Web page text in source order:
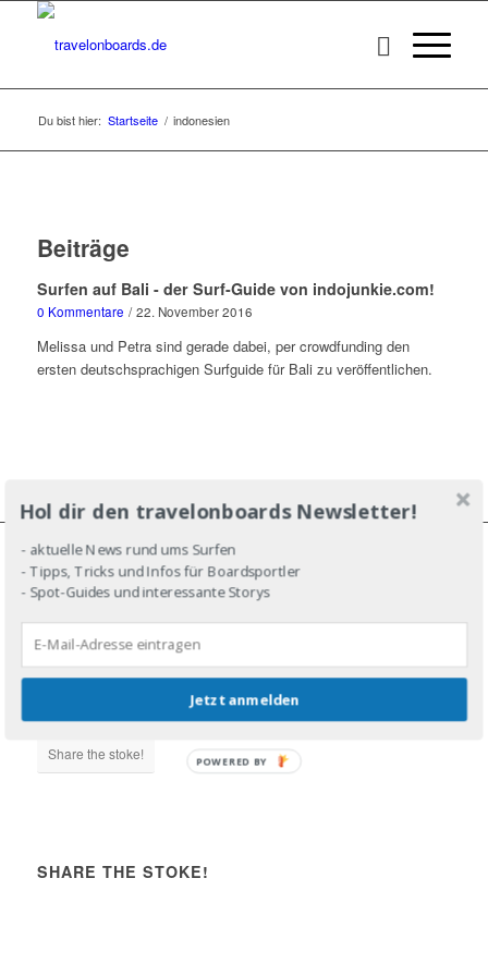
Du bist hier: Startseite / indonesien
Beiträge
Surfen auf Bali - der Surf-Guide von indojunkie.com!
0 Kommentare / 22. November 2016
Melissa und Petra sind gerade dabei, per crowdfunding den
ersten deutschsprachigen Surfguide für Bali zu veröffentlichen.
JOIN THE LINE-UP!
Share the stoke!
SHARE THE STOKE!
Hol dir den travelonboards Newsletter!
- aktuelle News rund ums Surfen
- Tipps, Tricks und Infos für Boardsportler
- Spot-Guides und interessante Storys
Jetzt anmelden
POWERED BY